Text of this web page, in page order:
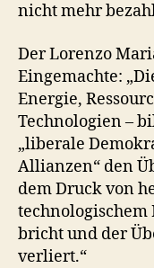
nicht mehr
Der Lorenzo
Eingemachte:
Energie,
Technologien –
„liberale
Allianzen“ den
dem Druck von
bricht und der
verliert.“